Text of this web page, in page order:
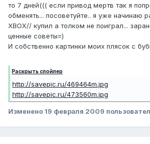
то 7 дней((( если привод мертв так я
обменять... посоветуйте.. я уже начинаю
XBOX// купил а толком не поиграл...
ценные советы=)
И собственно картинки моих плясок с
Раскрыть спойлер
http://savepic.ru/469464m.jpg
http://savepic.ru/473560m.jpg
Изменено 19 февраля 2009